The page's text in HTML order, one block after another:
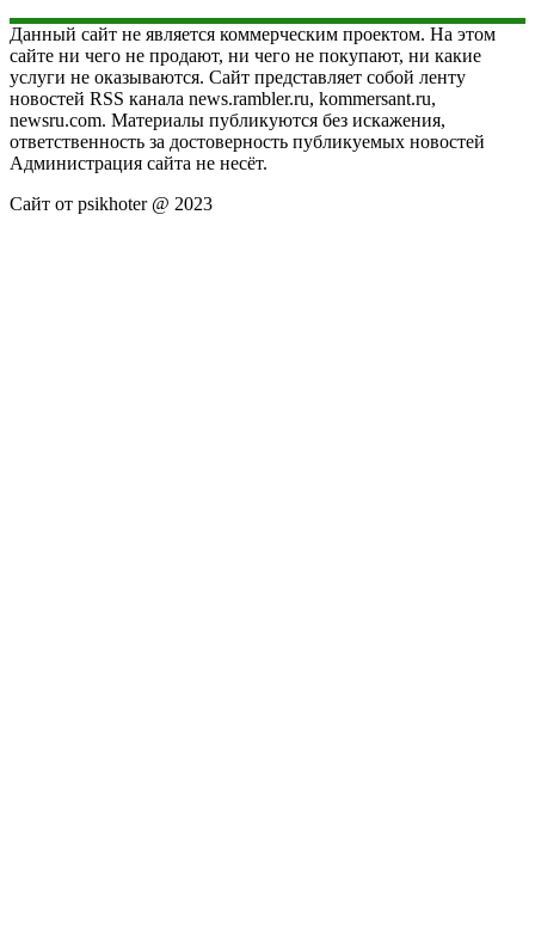
Данный сайт не является коммерческим проектом. На этом
сайте ни чего не продают, ни чего не покупают, ни какие
услуги не оказываются. Сайт представляет собой ленту
новостей RSS канала news.rambler.ru, kommersant.ru,
newsru.com. Материалы публикуются без искажения,
ответственность за достоверность публикуемых новостей
Администрация сайта не несёт.
Сайт от psikhoter @ 2023